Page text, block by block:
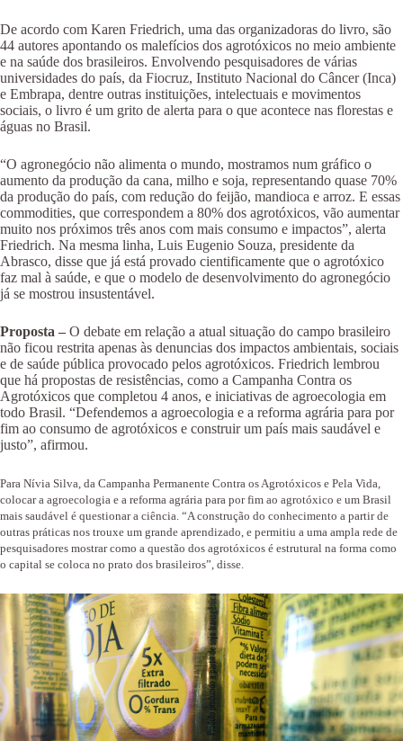
De acordo com Karen Friedrich, uma das organizadoras do livro, são
44 autores apontando os malefícios dos agrotóxicos no meio ambiente
e na saúde dos brasileiros. Envolvendo pesquisadores de várias
universidades do país, da Fiocruz, Instituto Nacional do Câncer (Inca)
e Embrapa, dentre outras instituições, intelectuais e movimentos
sociais, o livro é um grito de alerta para o que acontece nas florestas e
águas no Brasil.
“O agronegócio não alimenta o mundo, mostramos num gráfico o
aumento da produção da cana, milho e soja, representando quase 70%
da produção do país, com redução do feijão, mandioca e arroz. E essas
commodities, que correspondem a 80% dos agrotóxicos, vão aumentar
muito nos próximos três anos com mais consumo e impactos”, alerta
Friedrich. Na mesma linha, Luis Eugenio Souza, presidente da
Abrasco, disse que já está provado cientificamente que o agrotóxico
faz mal à saúde, e que o modelo de desenvolvimento do agronegócio
já se mostrou insustentável.
Proposta – O debate em relação a atual situação do campo brasileiro
não ficou restrita apenas às denuncias dos impactos ambientais, sociais
e de saúde pública provocado pelos agrotóxicos. Friedrich lembrou
que há propostas de resistências, como a Campanha Contra os
Agrotóxicos que completou 4 anos, e iniciativas de agroecologia em
todo Brasil. “Defendemos a agroecologia e a reforma agrária para por
fim ao consumo de agrotóxicos e construir um país mais saudável e
justo”, afirmou.
Para Nívia Silva, da Campanha Permanente Contra os Agrotóxicos e Pela Vida,
colocar a agroecologia e a reforma agrária para por fim ao agrotóxico e um Brasil
mais saudável é questionar a ciência. “A construção do conhecimento a partir de
outras práticas nos trouxe um grande aprendizado, e permitiu a uma ampla rede de
pesquisadores mostrar como a questão dos agrotóxicos é estrutural na forma como
o capital se coloca no prato dos brasileiros”, disse.